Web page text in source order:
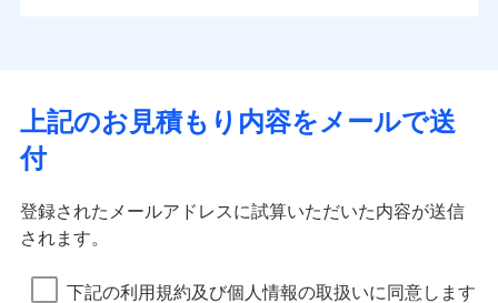
上記のお見積もり内容をメールで送
付
登録されたメールアドレスに試算いただいた内容が送信
されます。
下記の利用規約及び個人情報の取扱いに同意します